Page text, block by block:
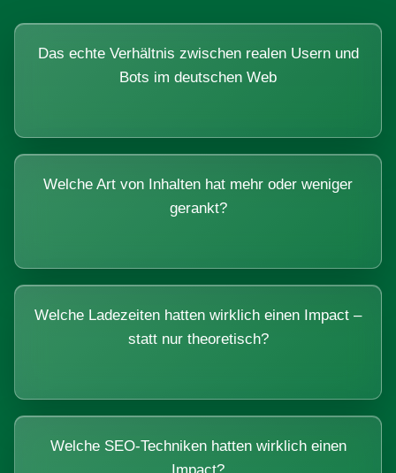
Das echte Verhältnis zwischen realen Usern und
Bots im deutschen Web
Welche Art von Inhalten hat mehr oder weniger
gerankt?
Welche Ladezeiten hatten wirklich einen Impact –
statt nur theoretisch?
Welche SEO-Techniken hatten wirklich einen